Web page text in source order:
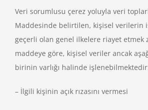
Veri sorumlusu çerez yoluyla veri
Maddesinde belirtilen, kişisel verilerin
geçerli olan genel ilkelere riayet etmek
maddeye göre, kişisel veriler ancak
birinin varlığı halinde
– İlgili kişinin açık rızasını vermesi